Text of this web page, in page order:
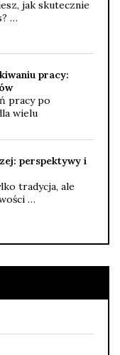
jak skutecznie
…
pracy:
pracy po
wielu
perspektywy i
tradycja, ale
…